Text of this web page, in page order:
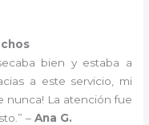
bien y estaba a
a este servicio, mi
nunca! La atención fue
–Ana G.